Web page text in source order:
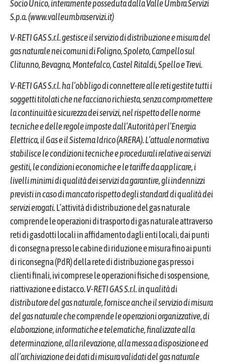
contabile
pubbliche
metadati e banche dati
Accesso civico
Dati ulteriori
Piano di manutenzione annuale
Ispezione programmata reti
Socio Unico, interamente posseduta dalla Valle Umbra Servizi
S.p.a. (www.valleumbraservizi.it)
V-RETI GAS S.r.l. gestisce il servizio di distribuzione e misura del
gas naturale nei comuni di Foligno, Spoleto, Campello sul
Clitunno, Bevagna, Montefalco, Castel Ritaldi, Spello e Trevi.
V-RETI GAS S.r.l. ha l’obbligo di connettere alle reti gestite tutti i
soggetti titolati che ne facciano richiesta, senza compromettere
la continuità e sicurezza dei servizi, nel rispetto delle norme
tecniche e delle regole imposte dall’Autorità per l’Energia
Elettrica, il Gas e il Sistema Idrico (ARERA). L’attuale normativa
stabilisce le condizioni tecniche e procedurali relative ai servizi
gestiti, le condizioni economiche e le tariffe da applicare, i
livelli minimi di qualità dei servizi da garantire, gli indennizzi
previsti in caso di mancato rispetto degli standard di qualità dei
servizi erogati.L’attività di distribuzione del gas naturale
comprende le operazioni di trasporto di gas naturale attraverso
reti di gasdotti locali in affidamento dagli enti locali, dai punti
di consegna presso le cabine di riduzione e misura fino ai punti
di riconsegna (PdR) della rete di distribuzione gas presso i
clienti finali, ivi comprese le operazioni fisiche di sospensione,
riattivazione e distacco.V-RETI GAS S.r.l. in qualità di
distributore del gas naturale, fornisce anche il servizio di misura
del gas naturale che comprende le operazioni organizzative, di
elaborazione, informatiche e telematiche, finalizzate alla
determinazione, alla rilevazione, alla messa a disposizione ed
all’archiviazione dei dati di misura validati del gas naturale